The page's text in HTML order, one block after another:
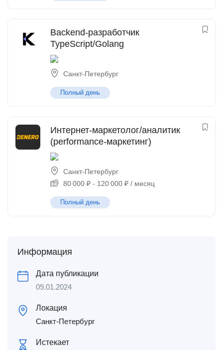
Backend-разработчик
TypeScript/Golang
Санкт-Петербург
Полный день
Интернет-маркетолог/аналитик
(performance-маркетинг)
Санкт-Петербург
80 000 ₽ - 120 000 ₽ / месяц
Полный день
Информация
Дата публикации
09.01.2024
Локация
Санкт-Петербург
Истекает